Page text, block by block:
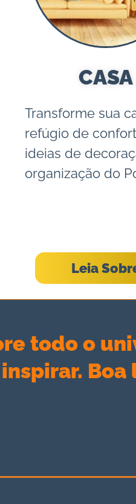
CASA
Transforme sua
refúgio de
ideias de
organização do
Leia
todo o